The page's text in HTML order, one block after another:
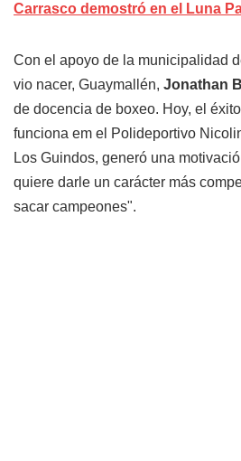
Carrasco demostró en el Luna
Con el apoyo de la municipalidad
vio nacer, Guaymallén, Jonathan
de docencia de boxeo. Hoy, el
funciona em el Polideportivo
Los Guindos, generó una
quiere darle un carácter más
sacar campeones".